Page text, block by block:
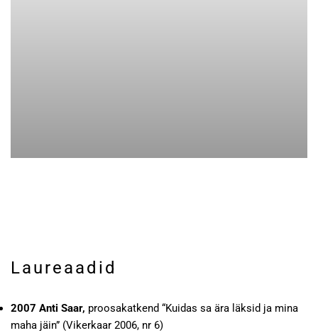
Laureaadid
2007 Anti Saar, proosakatkend “Kuidas sa ära läksid ja mina
maha jäin” (Vikerkaar 2006, nr 6)